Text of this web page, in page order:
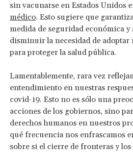
sin vacunarse en Estados Unidos
médico. Esto sugiere que
medida de seguridad económica
disminuir la necesidad de adoptar
para proteger la salud pública.
Lamentablemente, rara vez
entendimiento en nuestras
covid-19. Esto no es sólo una
acciones de los gobiernos, sino
derechos humanos en nuestros
qué frecuencia nos enfrascamos
sobre si el cierre de fronteras y los